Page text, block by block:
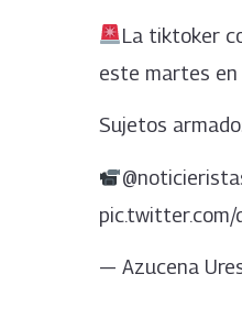
La tiktoker
este martes en
Sujetos
pic.twitter.com/
— Azucena